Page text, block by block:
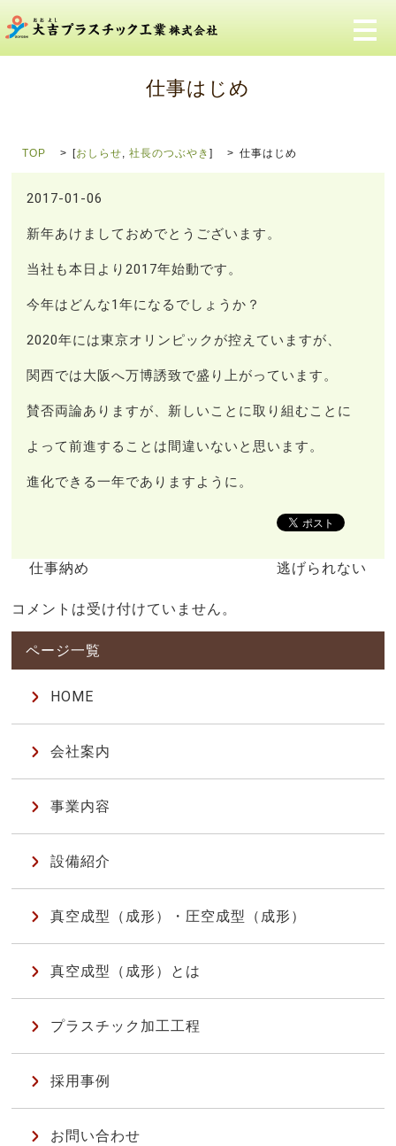
メ
仕事はじめ
TOP [おしらせ,社長のつぶやき] 仕事はじめ
2017-01-06
新年あけましておめでとうございます。
当社も本日より2017年始動です。
今年はどんな1年になるでしょうか？
2020年には東京オリンピックが控えていますが、
関西では大阪へ万博誘致で盛り上がっています。
賛否両論ありますが、新しいことに取り組むことに
よって前進することは間違いないと思います。
進化できる一年でありますように。
仕事納め 逃げられない
コメントは受け付けていません。
HOME
会社案内
事業内容
設備紹介
真空成型（成形）・圧空成型（成形）
真空成型（成形）とは
プラスチック加工工程
採用事例
お問い合わせ